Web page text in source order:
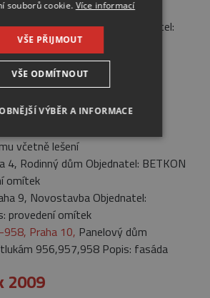
Praha 8,Panelový dům Objednatel:
Popis: regenerace panelového
Praha 8, Panelový dům
Popis: zateplení objektu
Rodinný dům Objednatel:
a provedení kontaktního
včetně lešení
4, Rodinný dům Objednatel: BETKON
omítek
9, Novostavba Objednatel:
provedení omítek
Praha 10, Panelový dům
956,957,958 P­opis: fasáda
2009
souborů cookie. Více informací
VŠE PŘIJMOUT
VŠE ODMÍTNOUT
VÝBĚR A INFORMACE
ANALYTICKÉ
Analytické Marketingové
webových stránek, jako je